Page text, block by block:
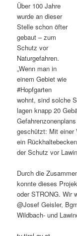
Über 100 Jahre
wurde an dieser
Stelle schon öfter
gebaut – zum
Schutz vor
Naturgefahren.
„Wenn man in
einem Gebiet wie
#Hopfgarten
wohnt, sind solche
lagen knapp 20
geschützt: Mit einer
ein
der Schutz vor
Durch die
konnte dieses
oder STRONG. Wir
@Josef Geisler,
Wildbach- und